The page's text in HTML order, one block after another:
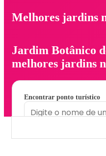
Melhores jardins
Jardim Botânico
melhores jardins
Encontrar ponto turístico